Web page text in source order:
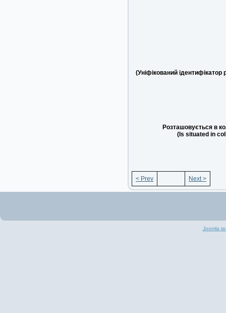
(Уніфікований ідентифікатор
Розташовується в
(Is situated in
< Prev Next >
Joomla